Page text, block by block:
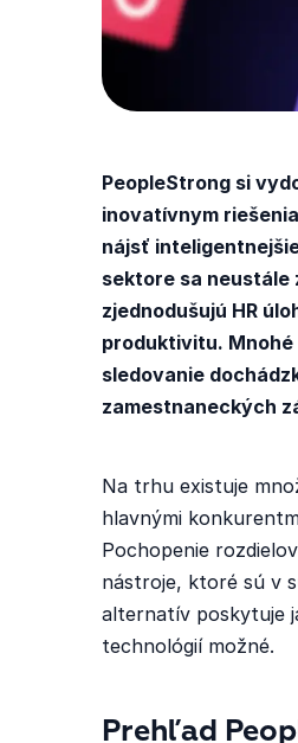
PeopleStrong si
inovatívnym
nájsť
sektore sa
zjednodušujú HR
produktivitu. Mnohé
sledovanie
zamestnaneckých
Na trhu existuje
hlavnými
Pochopenie
nástroje, ktoré sú v
alternatív poskytuje
technológií možné.
Prehľad